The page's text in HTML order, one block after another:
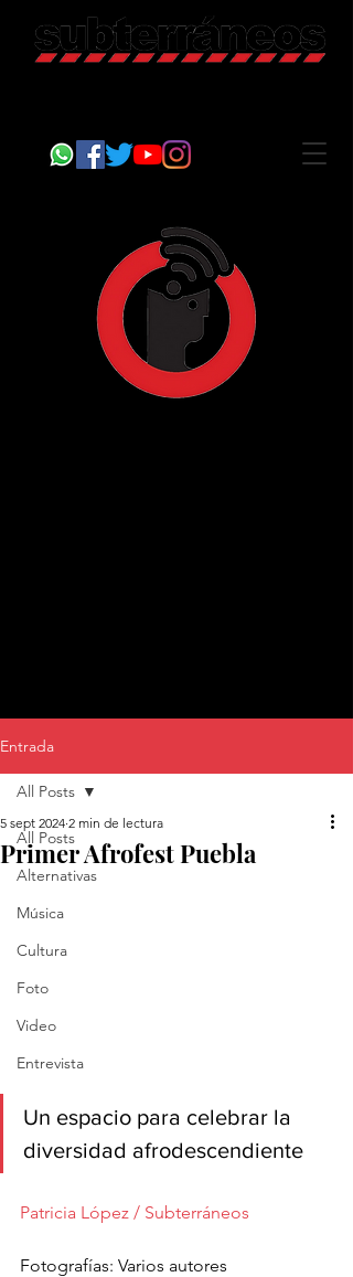
Entrada
All Posts
Alternativas
Música
Cultura
Foto
Video
Entrevista
All Posts
Primer Afrofest Puebla
5 sept 2024 2 min de lectura
Un espacio para celebrar la
diversidad afrodescendiente
Patricia López / Subterráneos
Fotografías: Varios autores